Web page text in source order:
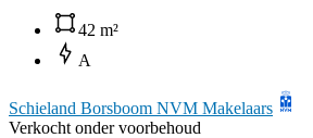
42 m²
A
Schieland Borsboom NVM Makelaars
Verkocht onder voorbehoud